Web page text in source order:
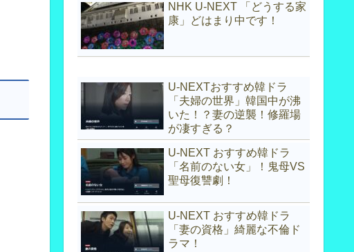
NHK U-NEXT 「どうする家
康」どはまり中です！
U-NEXTおすすめ韓ドラ
「夫婦の世界」韓国中が沸
いた！？妻の逆襲！修羅場
が凄すぎる？
U-NEXT おすすめ韓ドラ
「名前のない女」！鬼母VS
聖母復讐劇！
U-NEXT おすすめ韓ドラ
「妻の資格」綺麗な不倫ド
ラマ！